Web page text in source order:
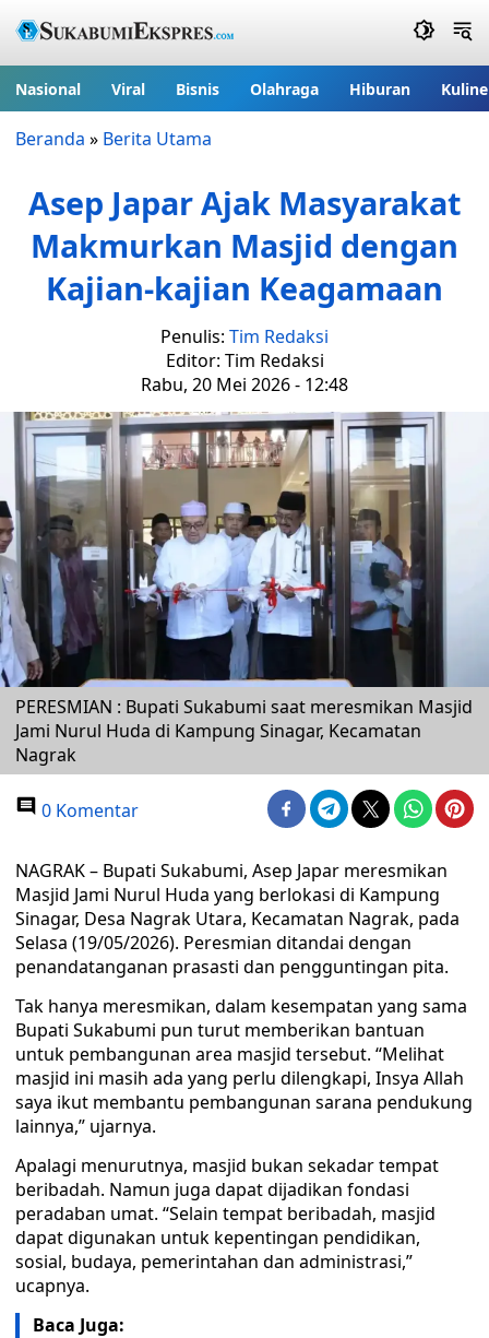
Nasional Viral Bisnis Olahraga Hiburan
Beranda » Berita Utama
Asep Japar Ajak Masyarakat
Makmurkan Masjid dengan
Kajian-kajian Keagamaan
Penulis: Tim Redaksi
Editor: Tim Redaksi
Rabu, 20 Mei 2026 - 12:48
PERESMIAN : Bupati Sukabumi saat meresmikan Masjid
Jami Nurul Huda di Kampung Sinagar, Kecamatan
Nagrak
0 Komentar
NAGRAK – Bupati Sukabumi, Asep Japar meresmikan
Masjid Jami Nurul Huda yang berlokasi di Kampung
Sinagar, Desa Nagrak Utara, Kecamatan Nagrak, pada
Selasa (19/05/2026). Peresmian ditandai dengan
penandatanganan prasasti dan pengguntingan pita.
Tak hanya meresmikan, dalam kesempatan yang sama
Bupati Sukabumi pun turut memberikan bantuan
untuk pembangunan area masjid tersebut. “Melihat
masjid ini masih ada yang perlu dilengkapi, Insya Allah
saya ikut membantu pembangunan sarana pendukung
lainnya,” ujarnya.
Apalagi menurutnya, masjid bukan sekadar tempat
beribadah. Namun juga dapat dijadikan fondasi
peradaban umat. “Selain tempat beribadah, masjid
dapat digunakan untuk kepentingan pendidikan,
sosial, budaya, pemerintahan dan administrasi,”
ucapnya.
Baca Juga: